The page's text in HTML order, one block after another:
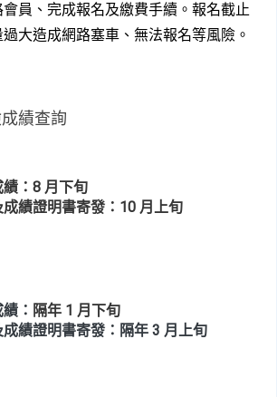
員、完成報名及繳費手續。報名截止
大造成網路塞車、無法報名等風險。
績查詢
：8 月下旬
績證明書寄發：10 月上旬
： 隔年 1 月下旬
績證明書寄發：隔年 3 月上旬